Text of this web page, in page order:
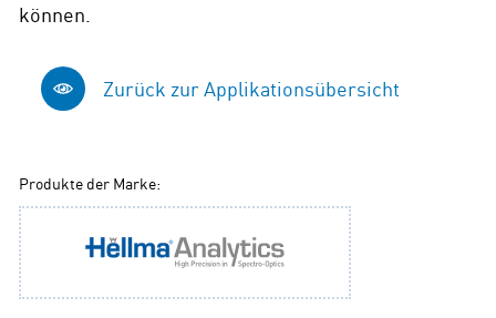
können.
Zurück zur Applikationsübersicht
Produkte der Marke: